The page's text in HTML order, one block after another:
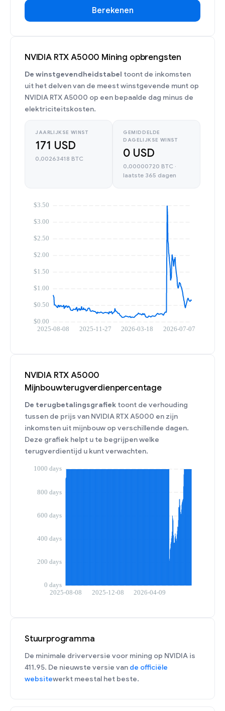
Berekenen
NVIDIA RTX A5000 Mining opbrengsten
De winstgevendheidstabel toont de inkomsten
uit het delven van de meest winstgevende munt op
NVIDIA RTX A5000 op een bepaalde dag minus de
elektriciteitskosten.
JAARLIJKSE WINST
171 USD
0,00263418 BTC
GEMIDDELDE
DAGELIJKSE WINST
0 USD
0,00000720 BTC ·
laatste 365 dagen
NVIDIA RTX A5000
Mijnbouwterugverdienpercentage
De terugbetalingsgrafiek toont de verhouding
tussen de prijs van NVIDIA RTX A5000 en zijn
inkomsten uit mijnbouw op verschillende dagen.
Deze grafiek helpt u te begrijpen welke
terugverdientijd u kunt verwachten.
Stuurprogramma
De minimale driverversie voor mining op NVIDIA is
411.95. De nieuwste versie van de officiële
websitewerkt meestal het beste.